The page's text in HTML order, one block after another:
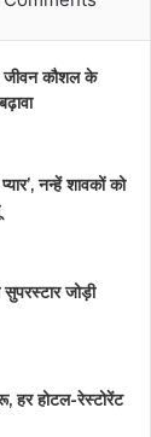
जीवन कौशल के
नन्हें शावकों को
जोड़ी
हर होटल-रेस्टोरेंट